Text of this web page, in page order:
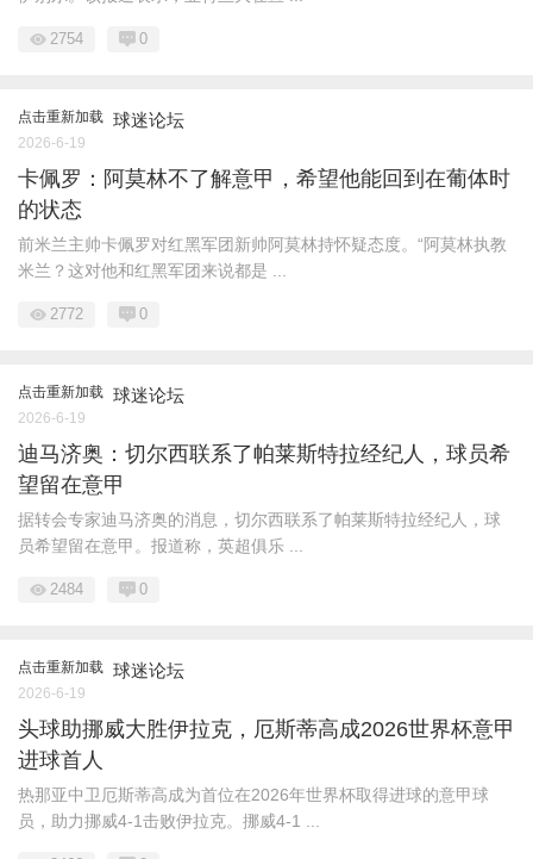
2754 0
点击重新加载 球迷论坛
2026-6-19
卡佩罗：阿莫林不了解意甲，希望他能回到在葡体时
的状态
前米兰主帅卡佩罗对红黑军团新帅阿莫林持怀疑态度。“阿莫林执教
米兰？这对他和红黑军团来说都是 ...
2772 0
点击重新加载 球迷论坛
2026-6-19
迪马济奥：切尔西联系了帕莱斯特拉经纪人，球员希
望留在意甲
据转会专家迪马济奥的消息，切尔西联系了帕莱斯特拉经纪人，球
员希望留在意甲。报道称，英超俱乐 ...
2484 0
点击重新加载 球迷论坛
2026-6-19
头球助挪威大胜伊拉克，厄斯蒂高成2026世界杯意甲
进球首人
热那亚中卫厄斯蒂高成为首位在2026年世界杯取得进球的意甲球
员，助力挪威4-1击败伊拉克。挪威4-1 ...